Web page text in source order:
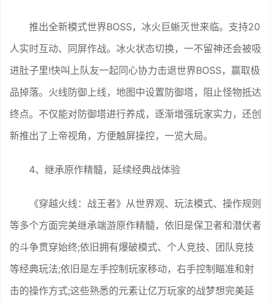
推出全新模式世界BOSS，冰火巨蜥灭世来临。支持20
人实时互动、同屏作战。冰火状态切换，一不留神还会被吸
进肚子里!快叫上队友一起同心协力击退世界BOSS，赢取极
品掉落。火线防御上线，地图中设置防御塔，阻止怪物抵达
终点。不仅能对防御塔进行养成，逐渐增强玩家实力，还创
新推出了上帝视角，方便触屏操控，一览大局。
4、继承原作精髓，延续经典战体验
《穿越火线：战王者》从世界观、玩法模式、操作规则
等多个方面完美继承端游原作精髓，依旧是保卫者和潜伏者
的斗争贯穿始终;依旧拥有爆破模式、个人竞技、团队竞技
等经典玩法;依旧是左手控制玩家移动，右手控制瞄准和射
击的操作方式;这些熟悉的元素让亿万玩家的战梦想完美延